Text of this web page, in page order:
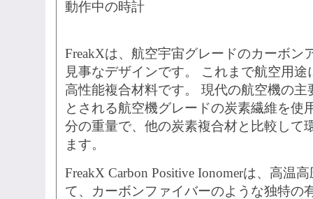
動作中の時計
FreakXは、航空宇宙グレードのカーボン
見事なデザインです。 これまで航空用
高性能複合材料です。 現代の航空機の
とされる航空機グレードの炭素繊維を使
分の重量で、他の炭素複合材と比較して
ます。
FreakX Carbon Positive Ionomerは、高温
て、カーボンファイバーのような独特の